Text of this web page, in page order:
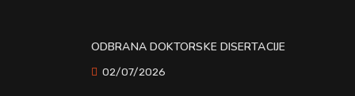
ODBRANA DOKTORSKE DISERTACIJE
02/07/2026